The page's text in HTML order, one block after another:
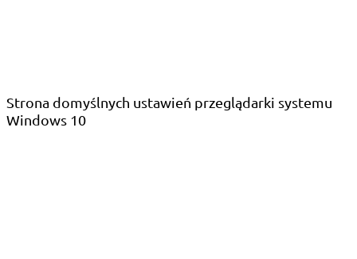
Strona domyślnych ustawień przeglądarki systemu
Windows 10